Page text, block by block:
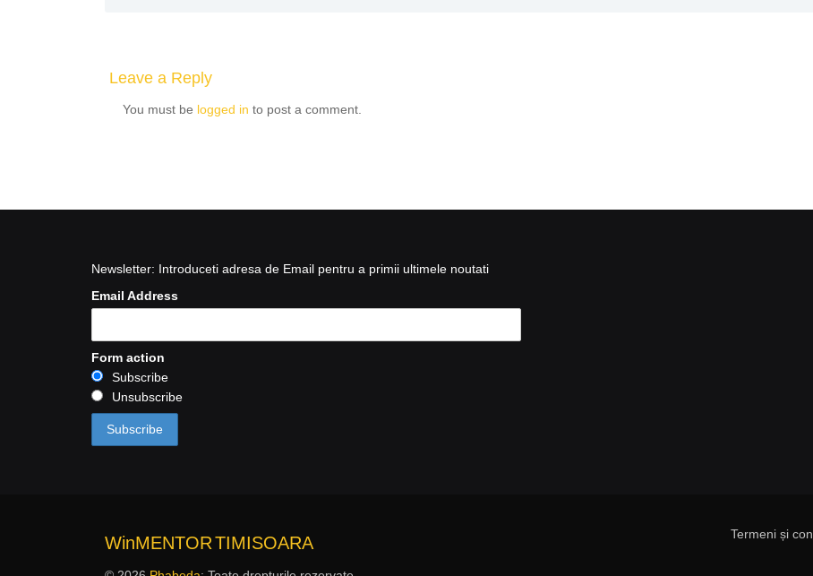
Leave a Reply
You must be logged in to post a comment.
Newsletter: Introduceti adresa de Email pentru a primii ultimele noutati
Email Address
Form action
Subscribe
Unsubscribe
WinMENTORTIMISOARA Termeni și